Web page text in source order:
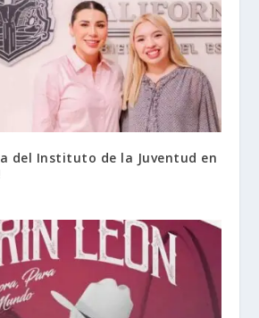
del Instituto de la Juventud en